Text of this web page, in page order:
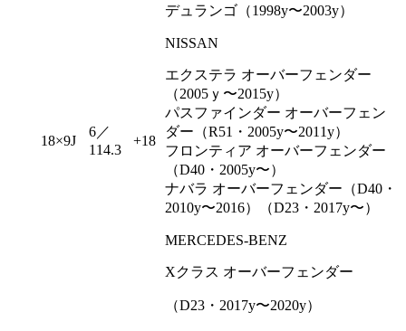
18×9J
6／
114.3
+18
デュランゴ（1998y〜2003y）
NISSAN
エクステラ オーバーフェンダー
（2005ｙ〜2015y）
パスファインダー オーバーフェン
ダー（R51・2005y〜2011y）
フロンティア オーバーフェンダー
（D40・2005y〜）
ナバラ オーバーフェンダー（D40・
2010y〜2016）（D23・2017y〜）
MERCEDES-BENZ
Xクラス オーバーフェンダー
（D23・2017y〜2020y）